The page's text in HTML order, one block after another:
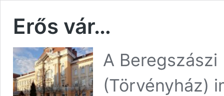
Erős vár…
A
(Törvényház)